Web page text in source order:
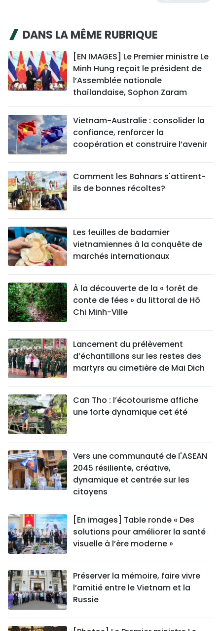
DANS LA MÊME RUBRIQUE
[EN IMAGES] Le Premier ministre Le
Minh Hung reçoit le président de
l’Assemblée nationale
thaïlandaise, Sophon Zaram
Vietnam-Australie : consolider la
confiance, renforcer la
coopération et construire l’avenir
Comment les Bahnars s'attirent-
ils de bonnes récoltes?
Les feuilles de badamier
vietnamiennes à la conquête de
marchés internationaux
À la découverte de la « forêt de
conte de fées » du littoral de Hô
Chi Minh-Ville
Lancement du prélèvement
d’échantillons sur les restes des
martyrs au cimetière de Mai Dich
Can Tho : l’écotourisme affiche
une forte dynamique cet été
Vers une communauté de l'ASEAN
2045 résiliente, créative,
dynamique et centrée sur les
citoyens
[En images] Table ronde « Des
solutions pour améliorer la santé
visuelle à l’ère moderne »
Préserver la mémoire, faire vivre
l’amitié entre le Vietnam et la
Russie